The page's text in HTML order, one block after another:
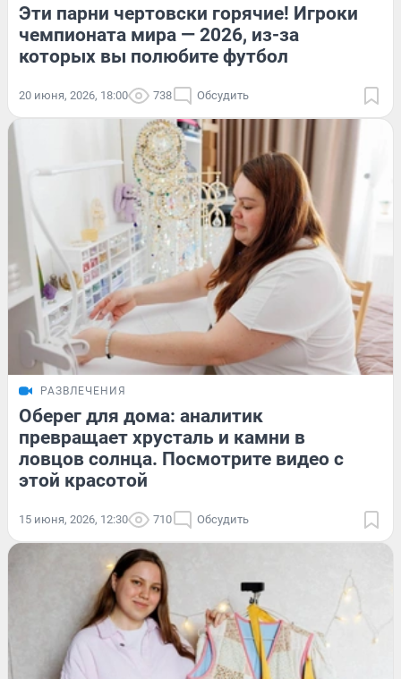
Эти парни чертовски горячие! Игроки
чемпионата мира — 2026, из-за
которых вы полюбите футбол
20 июня, 2026, 18:00 738 Обсудить
РАЗВЛЕЧЕНИЯ
Оберег для дома: аналитик
превращает хрусталь и камни в
ловцов солнца. Посмотрите видео с
этой красотой
15 июня, 2026, 12:30 710 Обсудить